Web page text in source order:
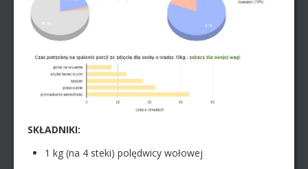
SKŁADNIKI:
1 kg (na 4 steki) polędwicy wołowej